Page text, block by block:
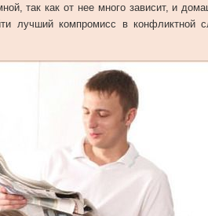
так как от нее много зависит, и
лучший компромисс в конфликтной